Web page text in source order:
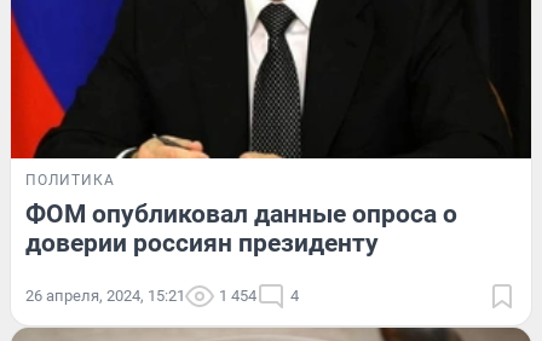
ПОЛИТИКА
ФОМ опубликовал данные опроса о
доверии россиян президенту
26 апреля, 2024, 15:21 1 454 4